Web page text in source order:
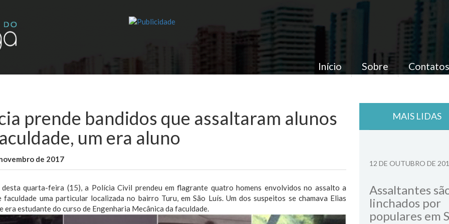
Início Sobre Contatos
prende bandidos que assaltaram alunos
um era aluno
de 2017
quarta-feira (15), a Polícia Civil prendeu em flagrante quatro homens envolvidos no assalto a
faculdade uma particular localizada no bairro Turu, em São Luís. Um dos suspeitos se chamava Elias
era estudante do curso de Engenharia Mecânica da faculdade.
MAIS LIDAS
12 DE OUTUBRO DE
Assaltantes
linchados por
populares em